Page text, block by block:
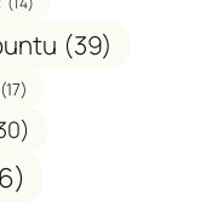
(39)
(17)